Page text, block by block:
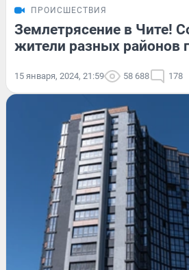
ПРОИСШЕСТВИЯ
Землетрясение в Чите!
жители разных районов
15 января, 2024, 21:59 58 688 178